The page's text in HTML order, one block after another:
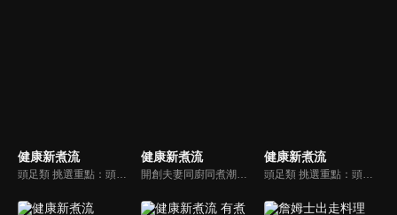
健康新煮流 健康新煮流
開創夫妻同廚同煮潮流的KC夫婦，繼《健康醫食代》後，走出攝影棚，帶大家全台走透透，發掘上帝賞賜的美味食材，內容融合新加坡南洋風和客家純樸味，加上台灣獨特的閩南風情，互相激盪交織出的火花，打造出獨一無二的美食節目。
健康新煮流
頭足類 挑選重點：頭足類利用清洗時去除內臟可以降低膽固醇的攝取。挑選雙眼清澈明亮，眼球稍微凸出，肉質結實有彈性為佳。身體具透明感，觸腕或是吸盤一碰到活體就會吸附住便是新鮮的。